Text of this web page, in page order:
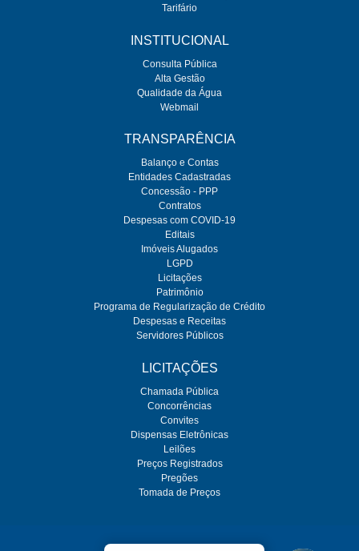
Tarifário
INSTITUCIONAL
Consulta Pública
Alta Gestão
Qualidade da Água
Webmail
TRANSPARÊNCIA
Balanço e Contas
Entidades Cadastradas
Concessão - PPP
Contratos
Despesas com COVID-19
Editais
Imóveis Alugados
LGPD
Licitações
Patrimônio
Programa de Regularização de Crédito
Despesas e Receitas
Servidores Públicos
LICITAÇÕES
Chamada Pública
Concorrências
Convites
Dispensas Eletrônicas
Leilões
Preços Registrados
Pregões
Tomada de Preços
O SEMAE é regulado pela ARES-PCJ